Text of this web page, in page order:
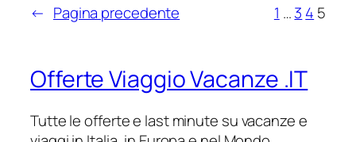
← Pagina precedente 1 …3 4 5
Offerte Viaggio Vacanze .IT
Tutte le offerte e last minute su vacanze e